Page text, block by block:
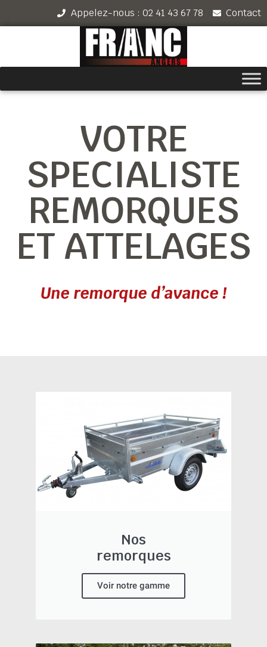
Appelez-nous : 02 41 43 67 78 Contact
VOTRE
SPECIALISTE
REMORQUES
ET ATTELAGES
Une remorque d’avance !
Nos
remorques
Voir notre gamme